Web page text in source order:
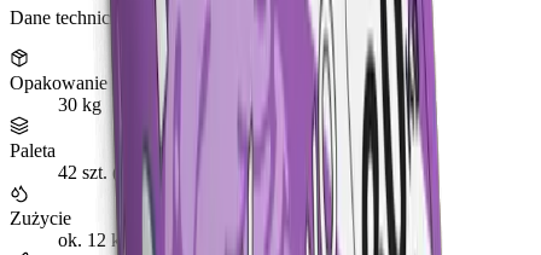
Dane techniczne
Opakowanie
30 kg
Paleta
42 szt. (1260 kg)
Zużycie
ok. 12 kg/m² przy warstwie 10 mm